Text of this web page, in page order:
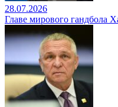
28.07.2026
Главе мирового гандбола